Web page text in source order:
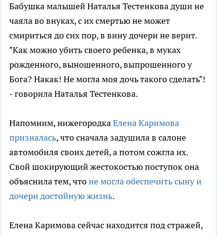
Бабушка малышей Наталья Тестенкова души не
чаяла во внуках, с их смертью не может
смириться до сих пор, в вину дочери не верит.
"Как можно убить своего ребенка, в муках
рожденного, выношенного, выпрошенного у
Бога? Накак! Не могла моя дочь такого сделать"!
- говорила Наталья Тестенкова.
Напомним, нижегородкаЕлена Каримова
призналась, что сначала задушила в салоне
автомобиля своих детей, а потом сожгла их.
Свой шокирующий жестокостью поступок она
объяснила тем, чтоне могла обеспечить сыну и
дочери достойную жизнь.
Елена Каримова сейчас находится под стражей,